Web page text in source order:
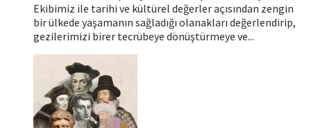
Ekibimiz ile tarihi ve kültürel değerler açısından zengin
bir ülkede yaşamanın sağladığı olanakları değerlendirip,
gezilerimizi birer tecrübeye dönüştürmeye ve...